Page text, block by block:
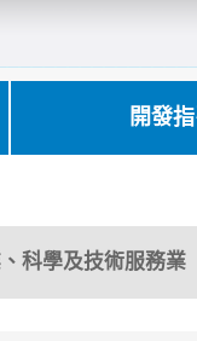
開發
科學及技術服務業